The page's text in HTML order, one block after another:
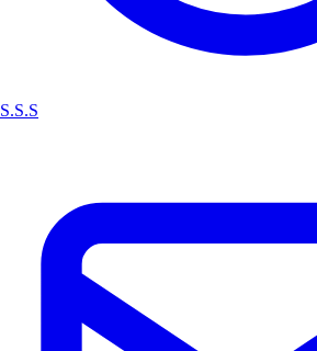
S.S.S